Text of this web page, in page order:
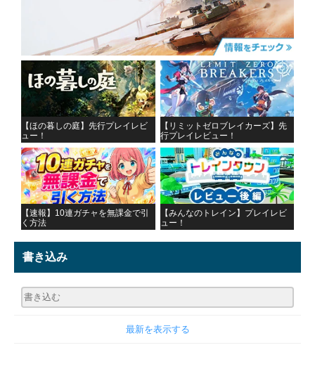
【ほの暮しの庭】先行プレイレビ
ュー！
【リミットゼロブレイカーズ】先
行プレイレビュー！
【速報】10連ガチャを無課金で引
く方法
【みんなのトレイン】プレイレビ
ュー！
書き込み
最新を表示する